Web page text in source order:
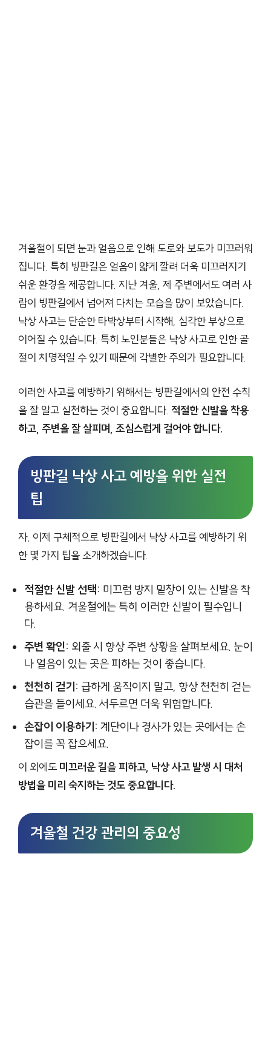
겨울철이 되면 눈과 얼음으로 인해 도로와 보도가 미끄러워
집니다. 특히 빙판길은 얼음이 얇게 깔려 더욱 미끄러지기
쉬운 환경을 제공합니다. 지난 겨울, 제 주변에서도 여러 사
람이 빙판길에서 넘어져 다치는 모습을 많이 보았습니다.
낙상 사고는 단순한 타박상부터 시작해, 심각한 부상으로
이어질 수 있습니다. 특히 노인분들은 낙상 사고로 인한 골
절이 치명적일 수 있기 때문에 각별한 주의가 필요합니다.
이러한 사고를 예방하기 위해서는 빙판길에서의 안전 수칙
을 잘 알고 실천하는 것이 중요합니다. 적절한 신발을 착용
하고, 주변을 잘 살피며, 조심스럽게 걸어야 합니다.
빙판길 낙상 사고 예방을 위한 실전
팁
자, 이제 구체적으로 빙판길에서 낙상 사고를 예방하기 위
한 몇 가지 팁을 소개하겠습니다.
적절한 신발 선택: 미끄럼 방지 밑창이 있는 신발을 착
용하세요. 겨울철에는 특히 이러한 신발이 필수입니
다.
주변 확인: 외출 시 항상 주변 상황을 살펴보세요. 눈이
나 얼음이 있는 곳은 피하는 것이 좋습니다.
천천히 걷기: 급하게 움직이지 말고, 항상 천천히 걷는
습관을 들이세요. 서두르면 더욱 위험합니다.
손잡이 이용하기: 계단이나 경사가 있는 곳에서는 손
잡이를 꼭 잡으세요.
이 외에도 미끄러운 길을 피하고, 낙상 사고 발생 시 대처
방법을 미리 숙지하는 것도 중요합니다.
겨울철 건강 관리의 중요성